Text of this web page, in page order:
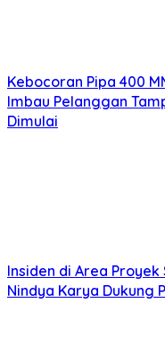
Kebocoran Pipa 400
Imbau Pelanggan
Dimulai
Insiden di Area
Nindya Karya Dukung